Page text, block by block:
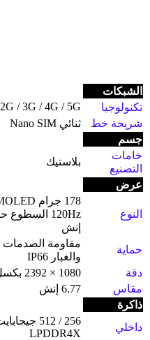
الشبكات
تكنولوجيا
2G / 3G / 4G / 5G
شريحة خط
ثنائي Nano SIM
جسم
خامات
التصنيع
بلاستيك
عرض
النوع
إنش
حماية
والغبار IP66
دقة
1080 × 2392 بكسل (FHD+)
مقاس
6.77 إنش
ذاكرة
داخلي
LPDDR4X